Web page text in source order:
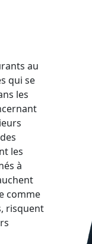
au
qui se
les
les
à
comme
risquent